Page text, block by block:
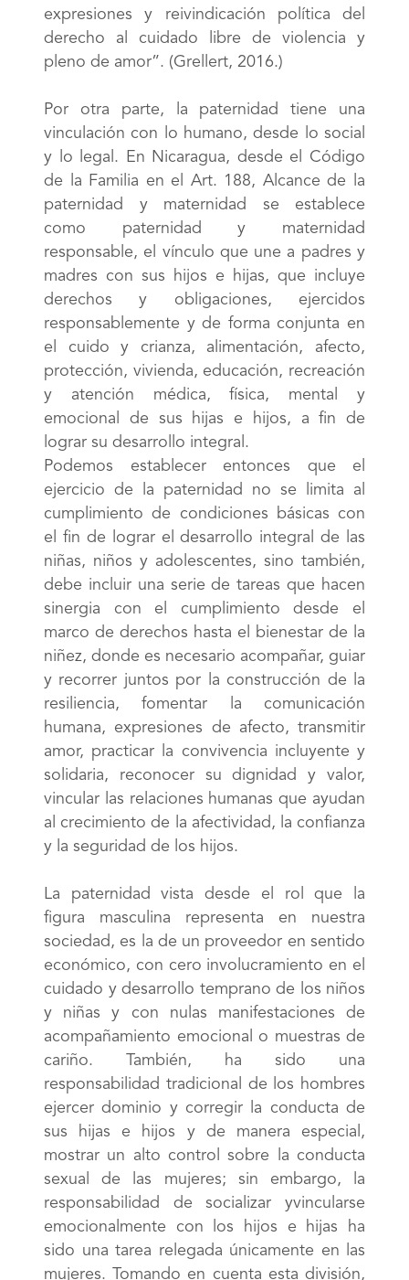
expresiones y reivindicación política del
derecho al cuidado libre de violencia y
pleno de amor”. (Grellert, 2016.)
Por otra parte, la paternidad tiene una
vinculación con lo humano, desde lo social
y lo legal. En Nicaragua, desde el Código
de la Familia en el Art. 188, Alcance de la
paternidad y maternidad se establece
como paternidad y maternidad
responsable, el vínculo que une a padres y
madres con sus hijos e hijas, que incluye
derechos y obligaciones, ejercidos
responsablemente y de forma conjunta en
el cuido y crianza, alimentación, afecto,
protección, vivienda, educación, recreación
y atención médica, física, mental y
emocional de sus hijas e hijos, a fin de
lograr su desarrollo integral.
Podemos establecer entonces que el
ejercicio de la paternidad no se limita al
cumplimiento de condiciones básicas con
el fin de lograr el desarrollo integral de las
niñas, niños y adolescentes, sino también,
debe incluir una serie de tareas que hacen
sinergia con el cumplimiento desde el
marco de derechos hasta el bienestar de la
niñez, donde es necesario acompañar, guiar
y recorrer juntos por la construcción de la
resiliencia, fomentar la comunicación
humana, expresiones de afecto, transmitir
amor, practicar la convivencia incluyente y
solidaria, reconocer su dignidad y valor,
vincular las relaciones humanas que ayudan
al crecimiento de la afectividad, la confianza
y la seguridad de los hijos.
La paternidad vista desde el rol que la
figura masculina representa en nuestra
sociedad, es la de un proveedor en sentido
económico, con cero involucramiento en el
cuidado y desarrollo temprano de los niños
y niñas y con nulas manifestaciones de
acompañamiento emocional o muestras de
cariño. También, ha sido una
responsabilidad tradicional de los hombres
ejercer dominio y corregir la conducta de
sus hijas e hijos y de manera especial,
mostrar un alto control sobre la conducta
sexual de las mujeres; sin embargo, la
responsabilidad de socializar yvincularse
emocionalmente con los hijos e hijas ha
sido una tarea relegada únicamente en las
mujeres. Tomando en cuenta esta división,